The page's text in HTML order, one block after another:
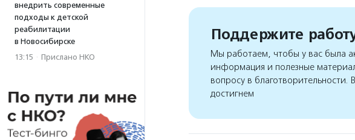
внедрить современные
подходы к детской
реабилитации
в Новосибирске
13:15 · Прислано НКО
Поддержите
Мы работаем, чтобы у вас была
информация и полезные
вопросу в благотворительности.
достигнем